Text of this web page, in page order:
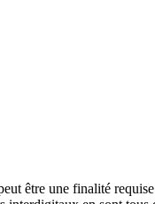
être une finalité